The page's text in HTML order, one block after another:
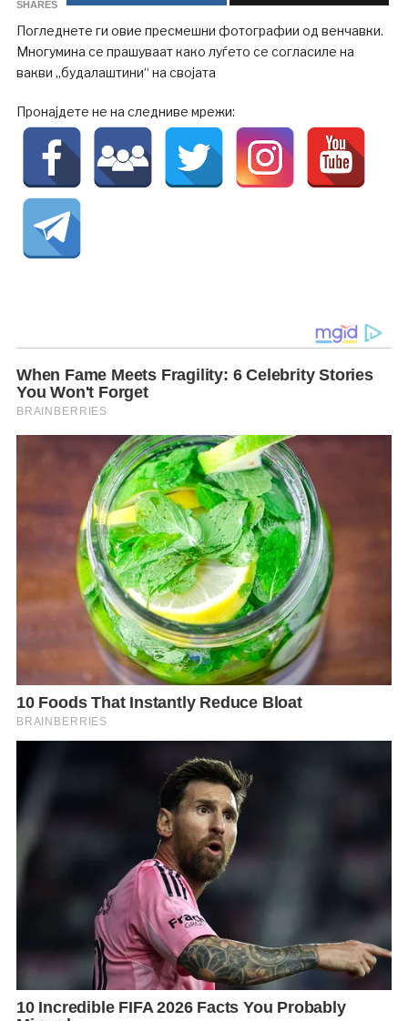
SHARES
Погледнете ги овие пресмешни фотографии од венчавки.
Многумина се прашуваат како луѓето се согласиле на
вакви „будалаштини“ на својата
Пронајдете не на следниве мрежи: